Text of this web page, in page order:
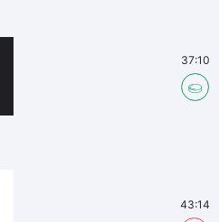
37:10
43:14